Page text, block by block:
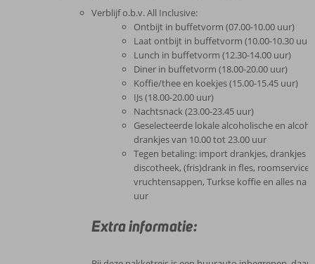
Verblijf o.b.v. All Inclusive:
Ontbijt in buffetvorm (07.00-10.00 uur)
Laat ontbijt in buffetvorm (10.00-10.30 uur)
Lunch in buffetvorm (12.30-14.00 uur)
Diner in buffetvorm (18.00-20.00 uur)
Koffie/thee en koekjes (15.00-15.45 uur)
IJs (18.00-20.00 uur)
Nachtsnack (23.00-23.45 uur)
Geselecteerde lokale alcoholische en
drankjes van 10.00 tot 23.00 uur
Tegen betaling: import drankjes, drankjes
discotheek, (fris)drank in fles, roomservice,
vruchtensappen, Turkse koffie en alles na
uur
Extra informatie: